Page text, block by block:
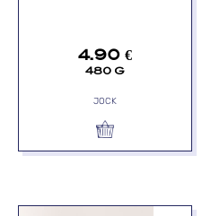
4.90 €
480 G
JOCK